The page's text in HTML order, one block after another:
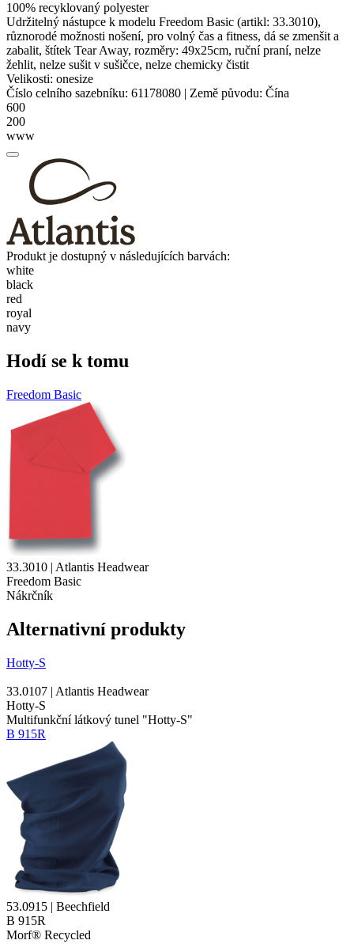
100% recyklovaný polyester
Udržitelný nástupce k modelu Freedom Basic (artikl: 33.3010),
různorodé možnosti nošení, pro volný čas a fitness, dá se zmenšit a
zabalit, štítek Tear Away, rozměry: 49x25cm, ruční praní, nelze
žehlit, nelze sušit v sušičce, nelze chemicky čistit
Velikosti: onesize
Číslo celního sazebníku: 61178080 | Země původu: Čína
600
200
www
Produkt je dostupný v následujících barvách:
white
black
red
royal
navy
Hodí se k tomu
Freedom Basic
33.3010 | Atlantis Headwear
Freedom Basic
Nákrčník
Alternativní produkty
Hotty-S
33.0107 | Atlantis Headwear
Hotty-S
Multifunkční látkový tunel "Hotty-S"
B 915R
53.0915 | Beechfield
B 915R
Morf® Recycled